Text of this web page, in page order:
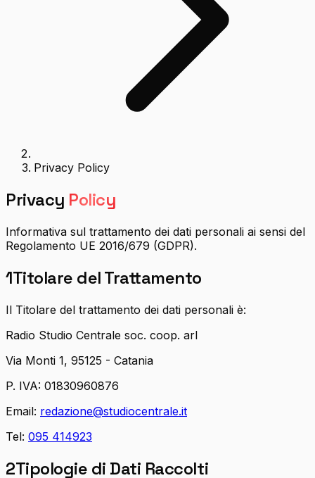
Privacy Policy
Privacy Policy
Informativa sul trattamento dei dati personali ai sensi del
Regolamento UE 2016/679 (GDPR).
1Titolare del Trattamento
Il Titolare del trattamento dei dati personali è:
Radio Studio Centrale soc. coop. arl
Via Monti 1, 95125 - Catania
P. IVA: 01830960876
Email: redazione@studiocentrale.it
Tel: 095 414923
2Tipologie di Dati Raccolti